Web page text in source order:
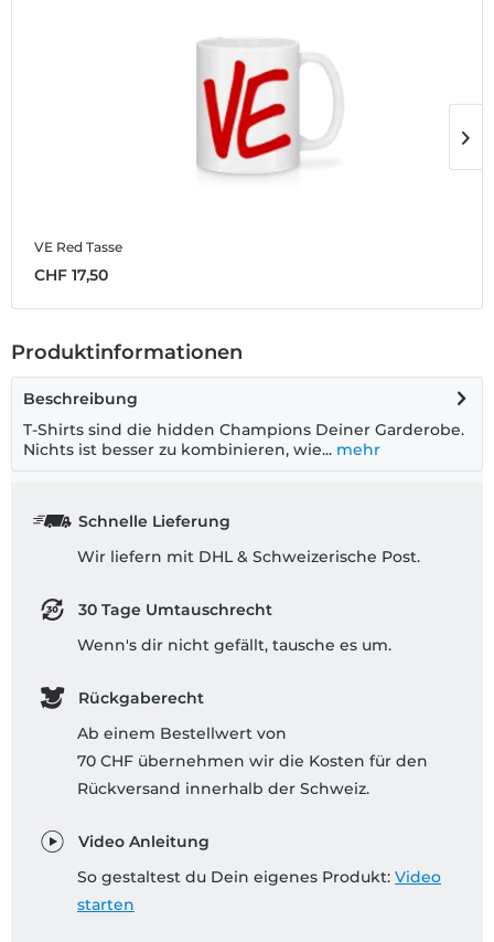
VE Red Tasse
CHF 17,50
Produktinformationen
Beschreibung
T-Shirts sind die hidden Champions Deiner Garderobe.
Nichts ist besser zu kombinieren, wie... mehr
Schnelle Lieferung
Wir liefern mit DHL & Schweizerische Post.
30 Tage Umtauschrecht
Wenn's dir nicht gefällt, tausche es um.
Rückgaberecht
Ab einem Bestellwert von
70 CHF übernehmen wir die Kosten für den
Rückversand innerhalb der Schweiz.
Video Anleitung
So gestaltest du Dein eigenes Produkt: Video
starten